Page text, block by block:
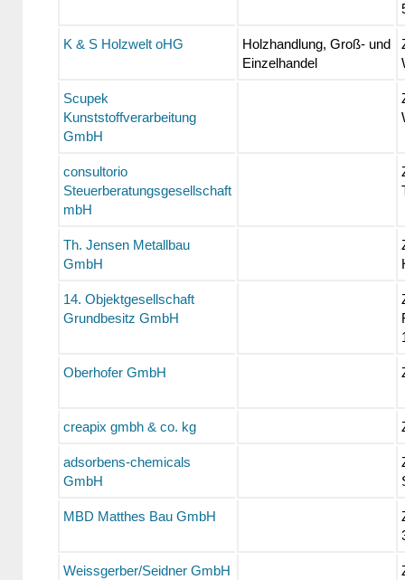
K & S Holzwelt oHG
Holzhandlung, Groß- und
Einzelhandel
Scupek
Kunststoffverarbeitung
GmbH
consultorio
Steuerberatungsgesellschaft
mbH
Th. Jensen Metallbau
GmbH
14. Objektgesellschaft
Grundbesitz GmbH
Oberhofer GmbH
creapix gmbh & co. kg
adsorbens-chemicals
GmbH
MBD Matthes Bau GmbH
Weissgerber/Seidner GmbH